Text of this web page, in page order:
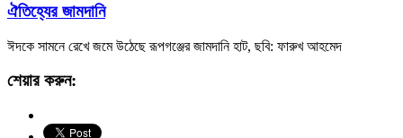
ঐতিহ্যের জামদানি
ঈদকে সামনে রেখে জমে উঠেছে রূপগঞ্জের জামদানি হাট, ছবি: ফারুখ আহমেদ
শেয়ার করুন: